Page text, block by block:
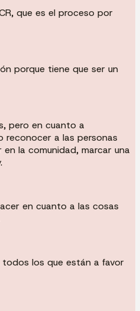
que es el proceso por
porque tiene que ser un
pero en cuanto a
a las personas
la comunidad, marcar una
en cuanto a las cosas
los que están a favor